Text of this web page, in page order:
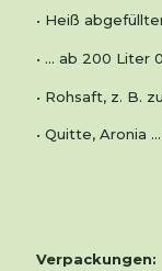
• Heiß
• … ab 200 Liter
• Rohsaft, z. B.
• Quitte, Aronia
Verpackungen: